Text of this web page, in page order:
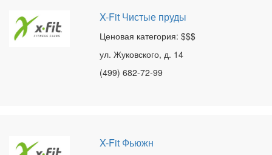
X-Fit Чистые пруды
Ценовая категория: $$$
ул. Жуковского, д. 14
(499) 682-72-99
X-Fit Фьюжн